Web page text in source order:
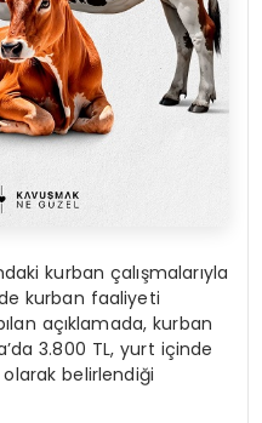
kurban çalışmalarıyla
kurban faaliyeti
açıklamada, kurban
3.800 TL, yurt içinde
olarak belirlendiği